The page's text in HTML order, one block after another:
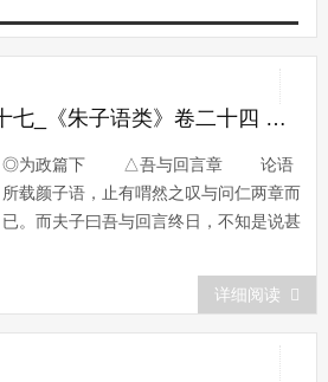
《朱子语类》卷二十七_《朱子语类》卷二十四 论语六
◎为政篇下 △吾与回言章 论语
所载颜子语，止有喟然之叹与问仁两章而
已。而夫子曰吾与回言终日，不知是说甚
颜子终日不违，如愚，谓颜子心与圣人
契。曰：此是前辈已自说了，毕竟要见颜
子因甚与圣人契。问者无言。文蔚曰：孔
详细阅读